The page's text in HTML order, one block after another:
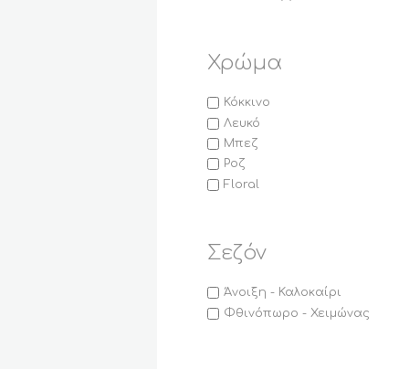
Χρώμα
Κόκκινο
Λευκό
Μπεζ
Ροζ
Floral
Σεζόν
Άνοιξη - Καλοκαίρι
Φθινόπωρο - Χειμώνας